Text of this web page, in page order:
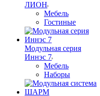
ЛИОН
Мебель
Гостиные
Модульная серия
Иннэс 7
Мебель
Наборы